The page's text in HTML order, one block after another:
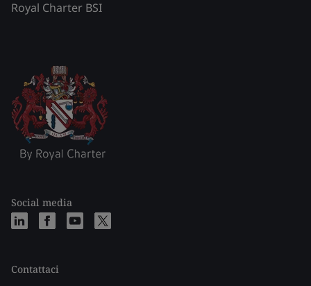
Royal Charter BSI
Social media
Contattaci